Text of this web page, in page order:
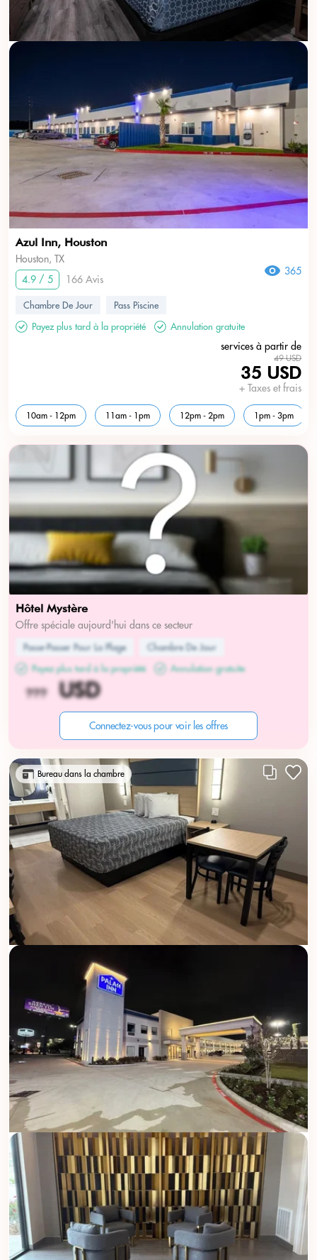
Azul Inn, Houston
Houston, TX
4.9 / 5
166 Avis
365
Chambre De Jour
Pass Piscine
Payez plus tard à la propriété
Annulation gratuite
services à partir de
49 USD
35 USD
+ Taxes et frais
10am - 12pm 11am - 1pm 12pm - 2pm 1pm - 3pm
Hôtel Mystère
Offre spéciale aujourd'hui dans ce secteur
Passe-Passer Pour La Plage
Chambre De Jour
Payez plus tard à la propriété
Annulation gratuite
Connectez-vous pour voir les offres
Bureau dans la chambre